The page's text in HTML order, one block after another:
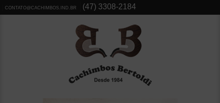
CONTATO@CACHIMBOS.IND.BR (47) 3308-2184